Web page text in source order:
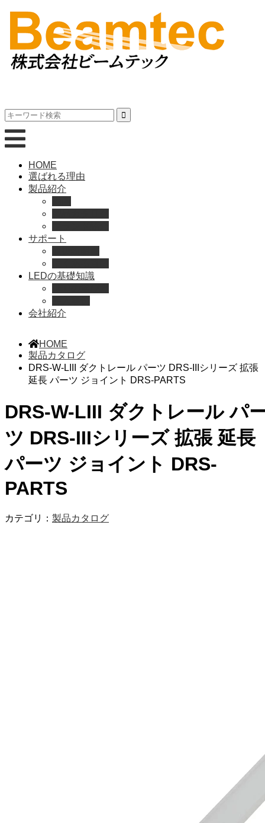
HOME
選ばれる理由
製品紹介
サポート
LEDの基礎知識
会社紹介
HOME
製品カタログ
DRS-W-LIII ダクトレール パーツ DRS-IIIシリーズ 拡張
延長 パーツ ジョイント DRS-PARTS
DRS-W-LIII ダクトレール パ
ツ DRS-IIIシリーズ 拡張 延長
パーツ ジョイント DRS-
PARTS
カテゴリ： 製品カタログ